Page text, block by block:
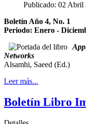
Publicado: 02 Abril
Boletín Año 4, No. 1
Periodo: Enero -
Networks
Alsamhi, Saeed (Ed.)
Leer más...
Boletín Libro